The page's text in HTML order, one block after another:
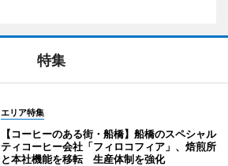
特集
エリア特集
【コーヒーのある街・船橋】船橋のスペシャル
ティコーヒー会社「フィロコフィア」、焙煎所
と本社機能を移転 生産体制を強化